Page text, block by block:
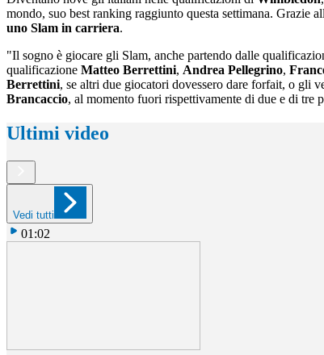
mondo, suo best ranking raggiunto questa settimana.
uno Slam in carriera.
"Il sogno è giocare gli Slam, anche partendo dalle
qualificazione Matteo Berrettini, Andrea Pellegrino,
Berrettini, se altri due giocatori dovessero dare forfait, o gli
Brancaccio, al momento fuori rispettivamente di due e di tre
Ultimi video
Vedi tutti
01:02